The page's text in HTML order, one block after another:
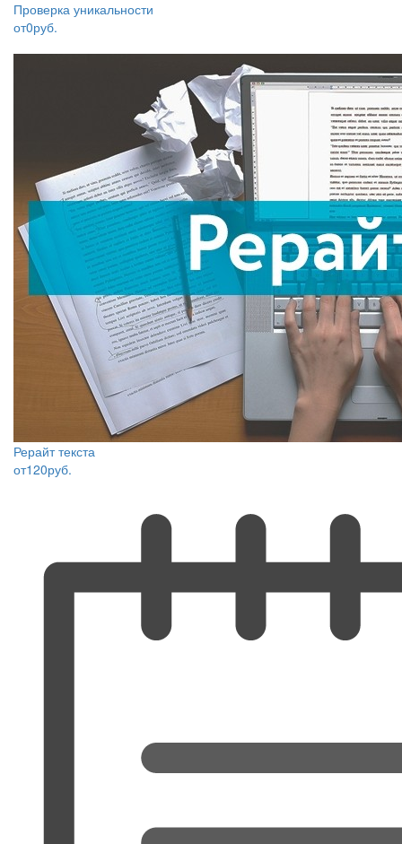
Проверка уникальности
от0руб.
Рерайт текста
от120руб.